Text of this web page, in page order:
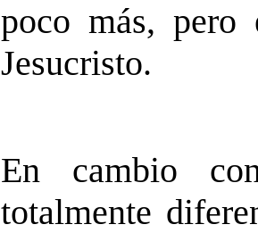
poco más, pero
Jesucristo.
En cambio
totalmente